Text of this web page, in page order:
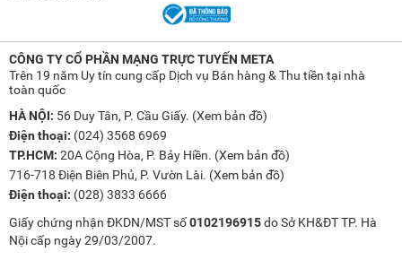
CÔNG TY CỔ PHẦN MẠNG TRỰC TUYẾN META
Trên 19 năm Uy tín cung cấp Dịch vụ Bán hàng & Thu tiền tại nhà
toàn quốc
HÀ NỘI: 56 Duy Tân, P. Cầu Giấy. (Xem bản đồ)
Điện thoại: (024) 3568 6969
TP.HCM: 20A Cộng Hòa, P. Bảy Hiền. (Xem bản đồ)
716-718 Điện Biên Phủ, P. Vườn Lài. (Xem bản đồ)
Điện thoại: (028) 3833 6666
Giấy chứng nhận ĐKDN/MST số0102196915do Sở KH&ĐT TP. Hà
Nội cấp ngày 29/03/2007.